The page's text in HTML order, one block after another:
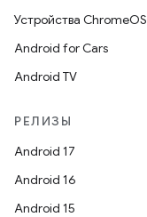
Устройства ChromeOS
Android for Cars
Android TV
РЕЛИЗЫ
Android 17
Android 16
Android 15